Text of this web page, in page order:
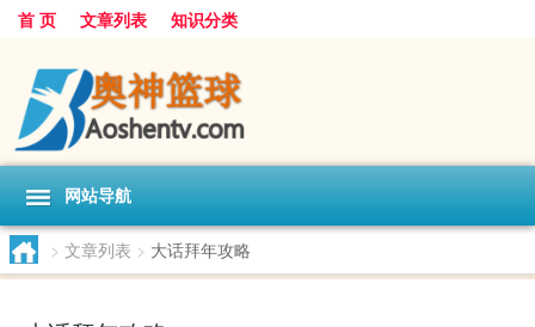
首 页 文章列表 知识分类
网站导航
> 文章列表 > 大话拜年攻略